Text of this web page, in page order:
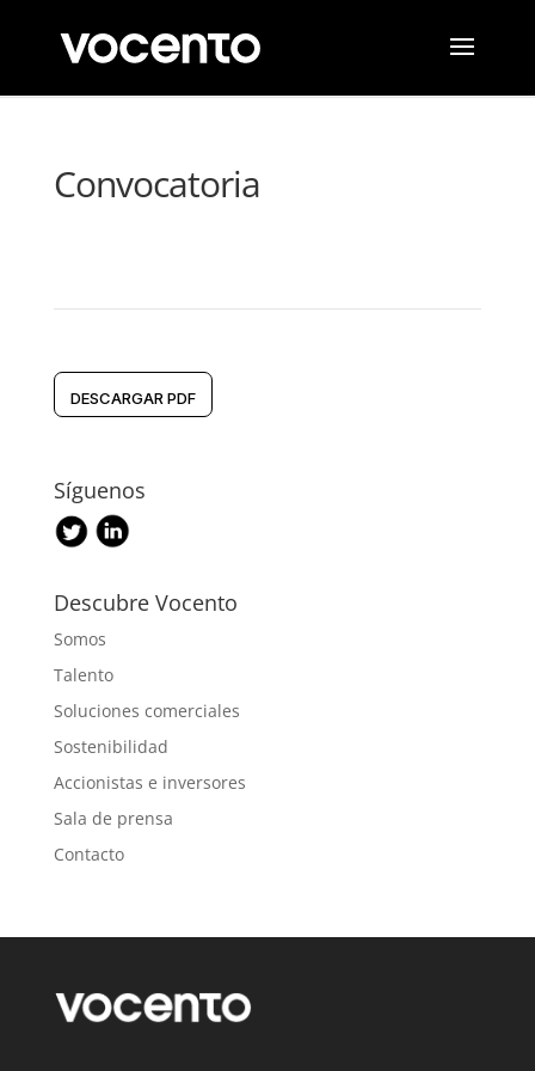
Convocatoria
DESCARGAR PDF
Síguenos
Descubre Vocento
Somos
Talento
Soluciones comerciales
Sostenibilidad
Accionistas e inversores
Sala de prensa
Contacto